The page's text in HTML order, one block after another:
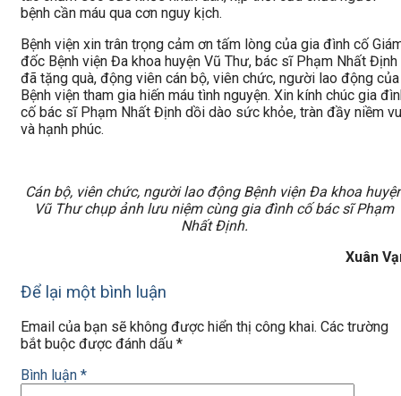
bệnh cần máu qua cơn nguy kịch.
Bệnh viện xin trân trọng cảm ơn tấm lòng của gia đình cố
đốc Bệnh viện Đa khoa huyện Vũ Thư, bác sĩ Phạm Nhất Định
đã tặng quà, động viên cán bộ, viên chức, người lao động của
Bệnh viện tham gia hiến máu tình nguyện. Xin kính chúc gia
cố bác sĩ Phạm Nhất Định dồi dào sức khỏe, tràn đầy niềm
và hạnh phúc.
Cán bộ, viên chức, người lao động Bệnh viện Đa khoa
Vũ Thư chụp ảnh lưu niệm cùng gia đình cố bác sĩ Phạm
Nhất Định.
Xuân
Để lại một bình luận
Email của bạn sẽ không được hiển thị công khai. Các trường
bắt buộc được đánh dấu *
Bình luận *